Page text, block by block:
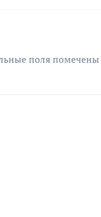
поля помечены